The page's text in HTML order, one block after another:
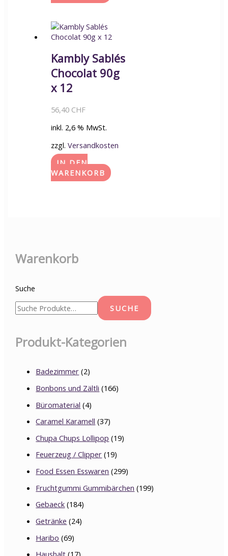
Kambly Sablés
Chocolat 90g
x 12
56,40 CHF
inkl. 2,6 % MwSt.
zzgl. Versandkosten
IN DEN
WARENKORB
Warenkorb
Suche
SUCHE
Produkt-Kategorien
Badezimmer (2)
Bonbons und Zältli (166)
Büromaterial (4)
Caramel Karamell (37)
Chupa Chups Lollipop (19)
Feuerzeug / Clipper (19)
Food Essen Esswaren (299)
Fruchtgummi Gummibärchen (199)
Gebaeck (184)
Getränke (24)
Haribo (69)